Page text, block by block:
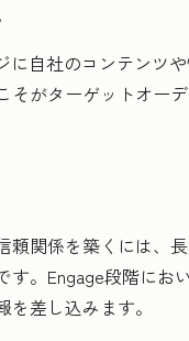
自社のコンテンツ
がターゲットオー
関係を築くには、
。Engage段階にお
差し込みます。